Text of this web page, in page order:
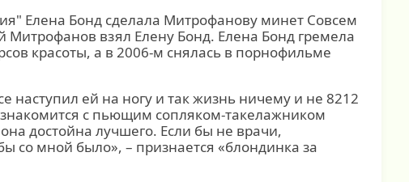
Елена Бонд сделала Митрофанову минет Совсем
Митрофанов взял Елену Бонд. Елена Бонд гремела
красоты, а в 2006-м снялась в порнофильме
наступил ей на ногу и так жизнь ничему и не 8212
с пьющим сопляком-такелажником
достойна лучшего. Если бы не врачи,
со мной было», – признается «блондинка за